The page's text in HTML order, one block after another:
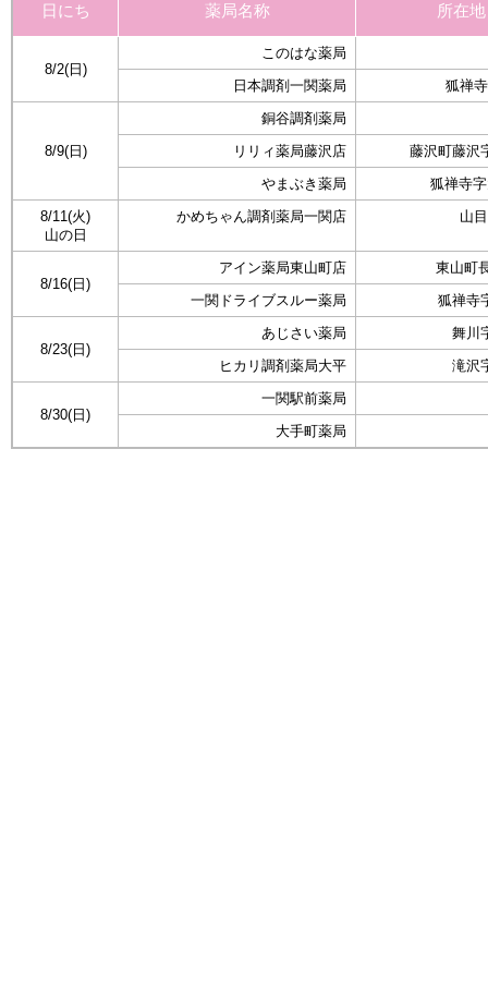
日にち 薬局名称 所在地
8/2(日)
このはな薬局
日本調剤一関薬局
狐禅
8/9(日)
銅谷調剤薬局
リリィ薬局藤沢店
藤沢町藤沢
やまぶき薬局
狐禅寺
8/11(火)
山の日
かめちゃん調剤薬局一関店 山
8/16(日)
アイン薬局東山町店
東山町
一関ドライブスルー薬局
狐禅寺
8/23(日)
あじさい薬局
舞川
ヒカリ調剤薬局大平
滝沢
8/30(日)
一関駅前薬局
大手町薬局